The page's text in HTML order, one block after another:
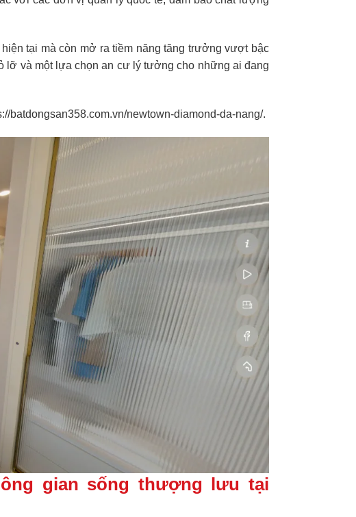
tại mà còn mở ra tiềm năng tăng trưởng vượt bậc
lỡ và một lựa chọn an cư lý tưởng cho những ai đang
batdongsan358.com.vn/newtown-diamond-da-nang/.
gian sống thượng lưu tại